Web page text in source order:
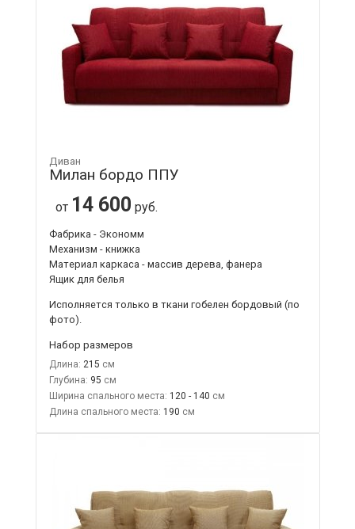
Диван
Милан бордо ППУ
от 14 600 руб.
Фабрика - Экономм
Механизм - книжка
Материал каркаса - массив дерева, фанера
Ящик для белья
Исполняется только в ткани гобелен бордовый (по
фото).
Набор размеров
Длина: 215
Глубина: 95
Ширина спального места: 120 - 140
Длина спального места: 190